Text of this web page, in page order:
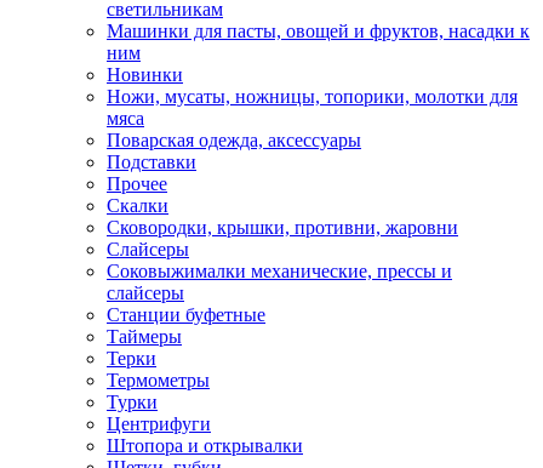
светильникам
Машинки для пасты, овощей и фруктов, насадки к
ним
Новинки
Ножи, мусаты, ножницы, топорики, молотки для
мяса
Поварская одежда, аксессуары
Подставки
Прочее
Скалки
Сковородки, крышки, противни, жаровни
Слайсеры
Соковыжималки механические, прессы и
слайсеры
Станции буфетные
Таймеры
Терки
Термометры
Турки
Центрифуги
Штопора и открывалки